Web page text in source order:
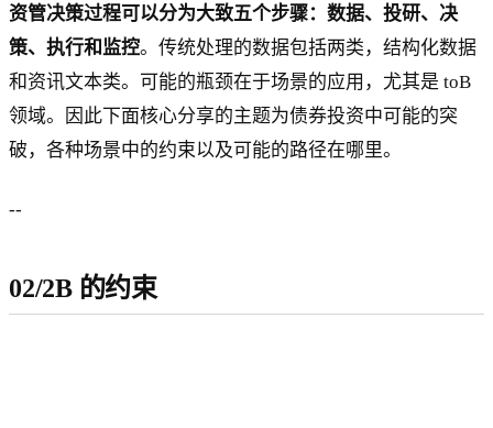
资管决策过程可以分为大致五个步骤：数据、投研、决
策、执行和监控。传统处理的数据包括两类，结构化数据
和资讯文本类。可能的瓶颈在于场景的应用，尤其是 toB
领域。因此下面核心分享的主题为债券投资中可能的突
破，各种场景中的约束以及可能的路径在哪里。
--
02/2B 的约束